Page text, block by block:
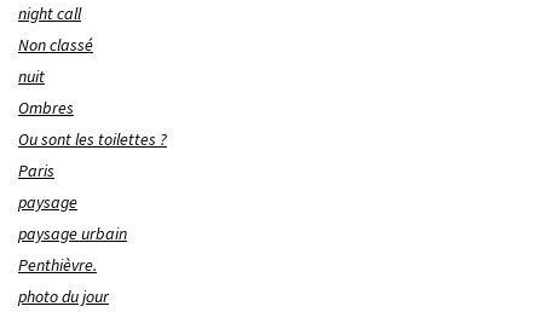
night call
Non classé
nuit
Ombres
Ou sont les toilettes ?
Paris
paysage
paysage urbain
Penthièvre.
photo du jour